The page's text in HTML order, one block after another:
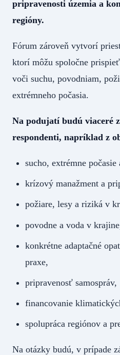
pripravenosti územia a
regióny.
Fórum zároveň vytvorí
ktorí môžu spoločne
voči suchu, povodniam,
extrémneho počasia.
Na podujatí budú viaceré
respondenti, napríklad z
sucho, extrémne
krízový manažment a
požiare, lesy a riziká v
povodne a voda v
konkrétne adaptačné
praxe,
pripravenosť samospráv,
financovanie
spolupráca regiónov a
Na otázky budú, v prípade